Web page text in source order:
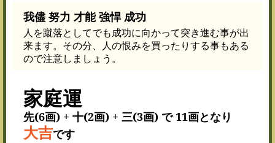
我儘 努力 才能 強悍 成功
人を蹴落としてでも成功に向かって突き進む事が出
来ます。その分、人の恨みを買ったりする事もある
ので注意しましょう。
家庭運
先(6画) + 十(2画) + 三(3画) で 11画となり
大吉です